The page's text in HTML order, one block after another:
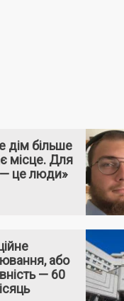
дім більше
місце. Для
це люди»
або
— 60